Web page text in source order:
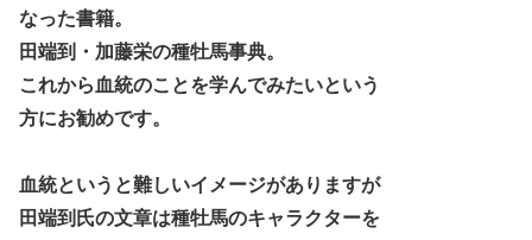
なった書籍。
田端到・加藤栄の種牡馬事典。
これから血統のことを学んでみたいという
方にお勧めです。
血統というと難しいイメージがありますが
田端到氏の文章は種牡馬のキャラクターを